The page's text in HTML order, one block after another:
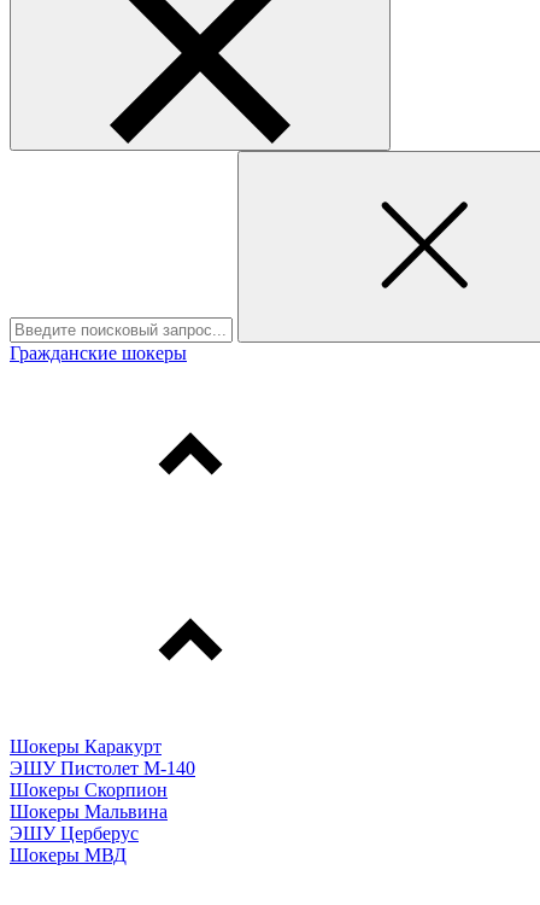
Гражданские шокеры
Шокеры Каракурт
ЭШУ Пистолет М-140
Шокеры Скорпион
Шокеры Мальвина
ЭШУ Церберус
Шокеры МВД